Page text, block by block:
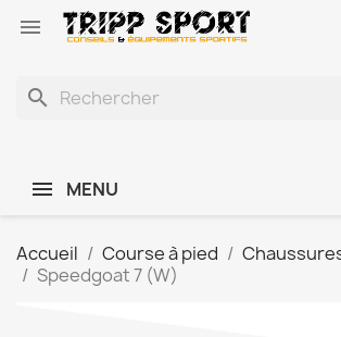

search
MENU
Accueil Course à pied
Speedgoat 7 (W)